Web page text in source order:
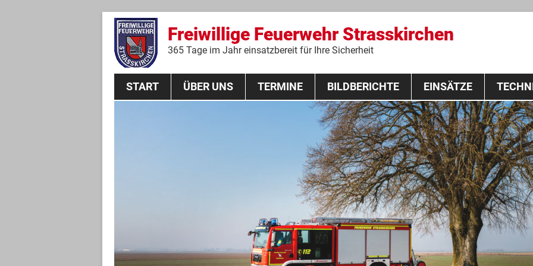
Freiwillige Feuerwehr Strasskirchen
365 Tage im Jahr einsatzbereit für Ihre Sicherheit
Zum
springen
START ÜBER UNS TERMINE
THL Lehrgang 2020
BILDBERICHTE EINSÄTZE
Fahrzeuge
Ausrüstung